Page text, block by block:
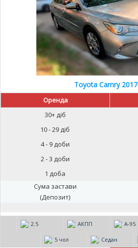
Toyota Camry 2017
Оренда
30+ діб
10 - 29 діб
4 - 9 доби
2 - 3 доби
1 доба
Сума застави
(Депозит)
2.5 АКПП А-95
5 чол Седан